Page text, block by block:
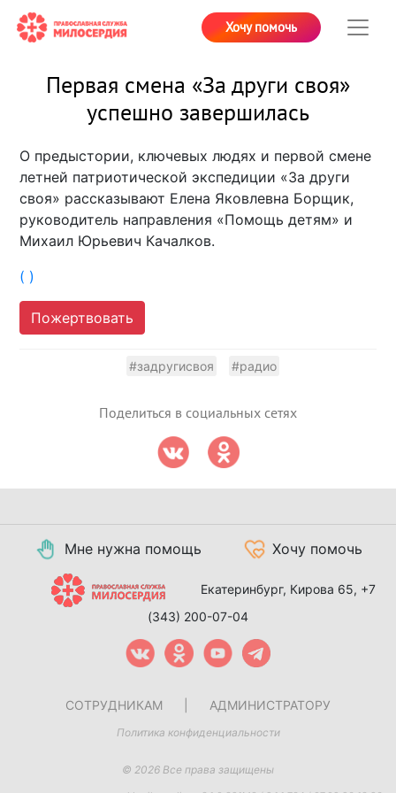
Хочу помочь
Первая смена «За други своя»
успешно завершилась
О предыстории, ключевых людях и первой смене
летней патриотической экспедиции «За други
своя» рассказывают Елена Яковлевна Борщик,
руководитель направления «Помощь детям» и
Михаил Юрьевич Качалков.
( )
Пожертвовать
#задругисвоя #радио
Поделиться в социальных сетях
Мне нужна помощь Хочу помочь
Екатеринбург, Кирова 65, +7
(343) 200-07-04
СОТРУДНИКАМ АДМИНИСТРАТОРУ
Политика конфиденциальности
© 2026 Все права защищены